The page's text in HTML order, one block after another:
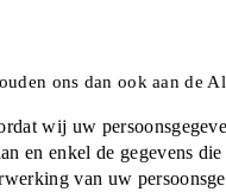
ons dan ook aan de
wij uw
en enkel de gegevens
van uw